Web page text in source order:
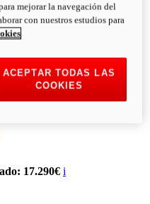
17.290€ i
mejorar la navegación del
con nuestros estudios para
ACEPTAR TODAS LAS
COOKIES